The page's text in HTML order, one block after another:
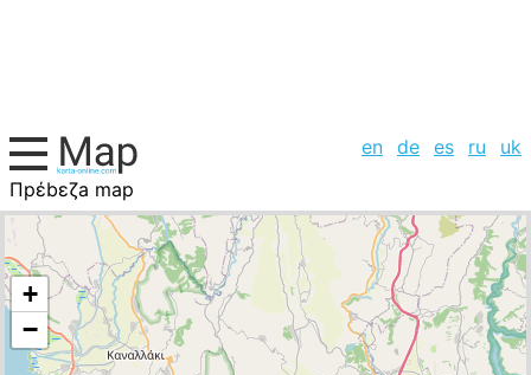
en de es ru
uk
Πpέbεζa map
Greece, cities list
+
−